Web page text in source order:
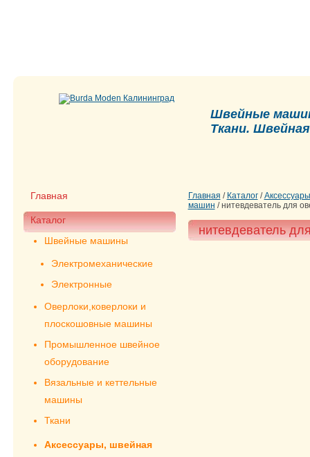
Швейные
Ткани.
Главная
Каталог
Швейные машины
Электромеханические
Электронные
Оверлоки,коверлоки и
плоскошовные машины
Промышленное швейное
оборудование
Вязальные и кеттельные
машины
Ткани
Аксессуары, швейная
Главная / Каталог/
машин /нитевдеватель для
нитевдеватель